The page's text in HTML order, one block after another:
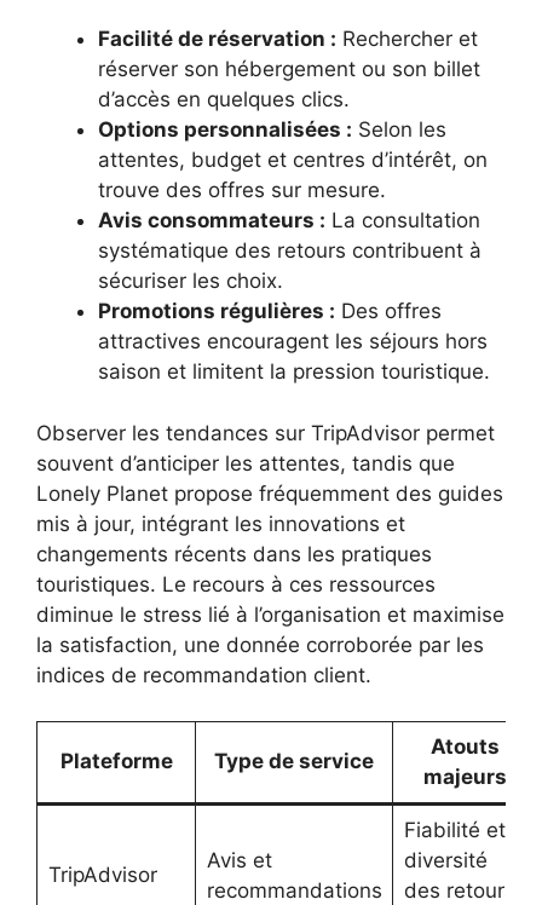
Facilité de réservation : Rechercher et
réserver son hébergement ou son billet
d’accès en quelques clics.
Options personnalisées : Selon les
attentes, budget et centres d’intérêt, on
trouve des offres sur mesure.
Avis consommateurs : La consultation
systématique des retours contribuent à
sécuriser les choix.
Promotions régulières : Des offres
attractives encouragent les séjours hors
saison et limitent la pression touristique.
Observer les tendances sur TripAdvisor permet
souvent d’anticiper les attentes, tandis que
Lonely Planet propose fréquemment des guides
mis à jour, intégrant les innovations et
changements récents dans les pratiques
touristiques. Le recours à ces ressources
diminue le stress lié à l’organisation et maximise
la satisfaction, une donnée corroborée par les
indices de recommandation client.
Plateforme Type de service
Atouts
majeurs
TripAdvisor
Avis et
recommandations
Fiabilité et
diversité
des retours